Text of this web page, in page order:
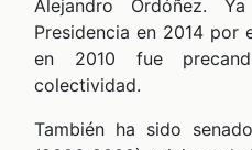
Alejandro Ordóñez.
Presidencia en 2014 por
en 2010 fue
colectividad.
También ha sido